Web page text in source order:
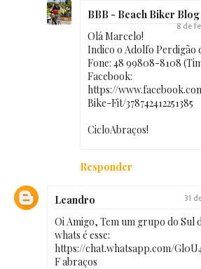
BBB - Beach Biker Blog
8 de
Olá Marcelo!
Indico o Adolfo Perdigão
Fone: 48 99808-8108
Facebook:
https://
Bike-Fit/378742412251385
CicloAbraços!
Responder
Leandro 31
Oi Amigo, Tem um grupo do Sul
whats é esse:
https://chat.whatsapp.com/
F abraços